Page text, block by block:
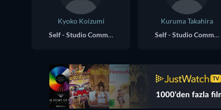
Kyoko Koizumi
Self - Studio Commentary
Kuruma Takahira
Self - Studio Commentary